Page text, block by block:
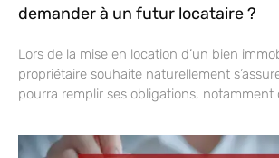
demander à un futur locataire ?
Lors de la mise en location d’un bien
propriétaire souhaite naturellement
pourra remplir ses obligations,